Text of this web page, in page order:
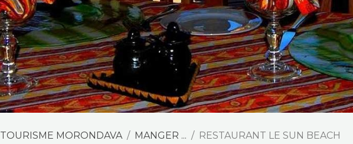
TOURISME MORONDAVA MANGER ... RESTAURANT LE SUN BEACH